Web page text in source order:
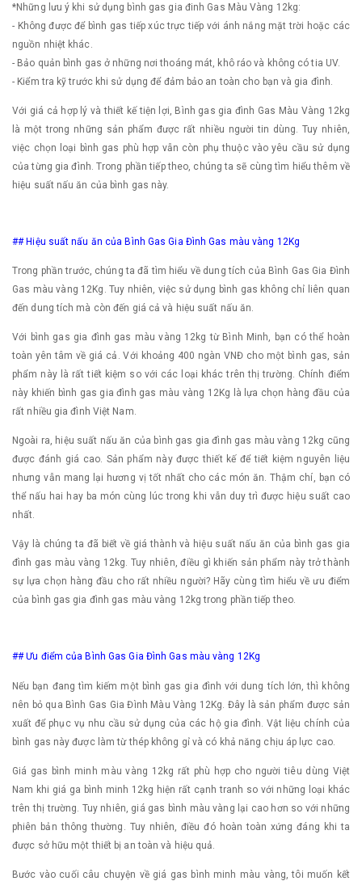
*Những lưu ý khi sử dụng bình gas gia đinh Gas Màu Vàng 12kg:
- Không được để bình gas tiếp xúc trực tiếp với ánh nắng mặt trời hoặc các
nguồn nhiệt khác.
- Bảo quản bình gas ở những nơi thoáng mát, khô ráo và không có tia UV.
- Kiểm tra kỹ trước khi sử dụng để đảm bảo an toàn cho bạn và gia đình.
Với giá cả hợp lý và thiết kế tiện lợi, Bình gas gia đình Gas Màu Vàng 12kg
là một trong những sản phẩm được rất nhiều người tin dùng. Tuy nhiên,
việc chọn loại bình gas phù hợp vẫn còn phụ thuộc vào yêu cầu sử dụng
của từng gia đình. Trong phần tiếp theo, chúng ta sẽ cùng tìm hiểu thêm về
hiệu suất nấu ăn của bình gas này.
## Hiệu suất nấu ăn của Bình Gas Gia Đình Gas màu vàng 12Kg
Trong phần trước, chúng ta đã tìm hiểu về dung tích của Bình Gas Gia Đình
Gas màu vàng 12Kg. Tuy nhiên, việc sử dụng bình gas không chỉ liên quan
đến dung tích mà còn đến giá cả và hiệu suất nấu ăn.
Với bình gas gia đình gas màu vàng 12kg từ Bình Minh, bạn có thể hoàn
toàn yên tâm về giá cả. Với khoảng 400 ngàn VNĐ cho một bình gas, sản
phẩm này là rất tiết kiệm so với các loại khác trên thị trường. Chính điểm
này khiến bình gas gia đình gas màu vàng 12Kg là lựa chọn hàng đầu của
rất nhiều gia đình Việt Nam.
Ngoài ra, hiệu suất nấu ăn của bình gas gia đình gas màu vàng 12kg cũng
được đánh giá cao. Sản phẩm này được thiết kế để tiết kiệm nguyên liệu
nhưng vẫn mang lại hương vị tốt nhất cho các món ăn. Thậm chí, bạn có
thể nấu hai hay ba món cùng lúc trong khi vẫn duy trì được hiệu suất cao
nhất.
Vậy là chúng ta đã biết về giá thành và hiệu suất nấu ăn của bình gas gia
đình gas màu vàng 12kg. Tuy nhiên, điều gì khiến sản phẩm này trở thành
sự lựa chọn hàng đầu cho rất nhiều người? Hãy cùng tìm hiểu về ưu điểm
của bình gas gia đình gas màu vàng 12kg trong phần tiếp theo.
## Ưu điểm của Bình Gas Gia Đình Gas màu vàng 12Kg
Nếu bạn đang tìm kiếm một bình gas gia đình với dung tích lớn, thì không
nên bỏ qua Bình Gas Gia Đình Màu Vàng 12Kg. Đây là sản phẩm được sản
xuất để phục vụ nhu cầu sử dụng của các hộ gia đình. Vật liệu chính của
bình gas này được làm từ thép không gỉ và có khả năng chịu áp lực cao.
Giá gas bình minh màu vàng 12kg rất phù hợp cho người tiêu dùng Việt
Nam khi giá ga bình minh 12kg hiện rất cạnh tranh so với những loại khác
trên thị trường. Tuy nhiên, giá gas bình màu vàng lại cao hơn so với những
phiên bản thông thường. Tuy nhiên, điều đó hoàn toàn xứng đáng khi ta
được sở hữu một thiết bị an toàn và hiệu quả.
Bước vào cuối câu chuyện về giá gas bình minh màu vàng, tôi muốn kết